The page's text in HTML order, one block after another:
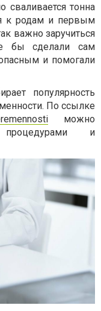
тонна
к родам и первым
важно заручиться
бы сделали сам
и помогали
популярность
По ссылке
можно
и